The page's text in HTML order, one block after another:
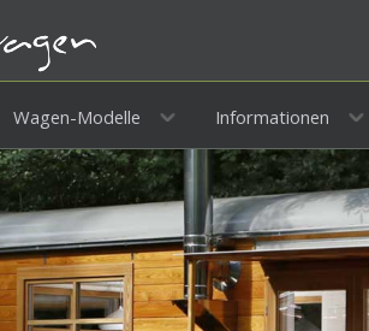
Wagen-Modelle Informationen